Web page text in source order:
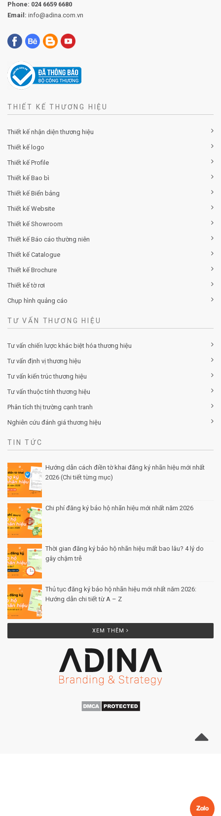
Phone: 024 6659 6680
Email: info@adina.com.vn
THIẾT KẾ THƯƠNG HIỆU
Thiết kế nhận diện thương hiệu
Thiết kế logo
Thiết kế Profile
Thiết kế Bao bì
Thiết kế Biển bảng
Thiết kế Website
Thiết kế Showroom
Thiết kế Báo cáo thường niên
Thiết kế Catalogue
Thiết kế Brochure
Thiết kế tờ rơi
Chụp hình quảng cáo
TƯ VẤN THƯƠNG HIỆU
Tư vấn chiến lược khác biệt hóa thương hiệu
Tư vấn định vị thương hiệu
Tư vấn kiến trúc thương hiệu
Tư vấn thuộc tính thương hiệu
Phân tích thị trường cạnh tranh
Nghiên cứu đánh giá thương hiệu
TIN TỨC
Hướng dẫn cách điền tờ khai đăng ký nhãn hiệu mới nhất
2026 (Chi tiết từng mục)
Chi phí đăng ký bảo hộ nhãn hiệu mới nhất năm 2026
Thời gian đăng ký bảo hộ nhãn hiệu mất bao lâu? 4 lý do
gây chậm trễ
Thủ tục đăng ký bảo hộ nhãn hiệu mới nhất năm 2026:
Hướng dẫn chi tiết từ A – Z
XEM THÊM